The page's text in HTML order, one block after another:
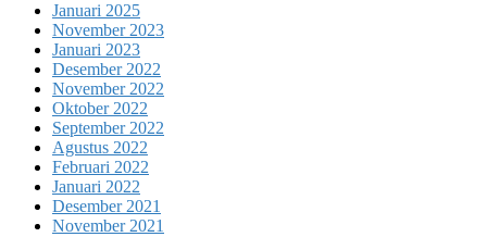
Januari 2025
November 2023
Januari 2023
Desember 2022
November 2022
Oktober 2022
September 2022
Agustus 2022
Februari 2022
Januari 2022
Desember 2021
November 2021